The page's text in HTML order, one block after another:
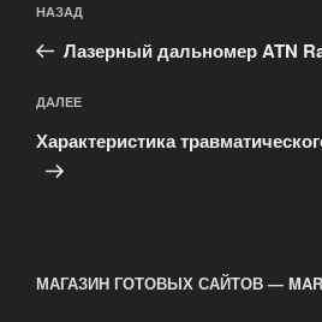
по
записям
Предыдущая
запись:
НАЗАД
Лазерный дальномер ATN
Следующая
запись
ДАЛЕЕ
Характеристика
МАГАЗИН ГОТОВЫХ САЙТОВ —